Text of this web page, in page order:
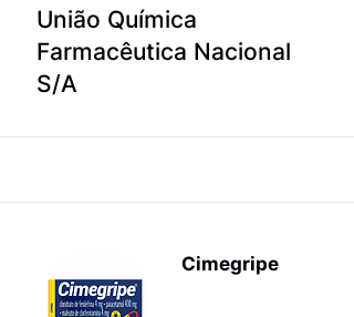
União Química
Farmacêutica Nacional
S/A
Cimegripe